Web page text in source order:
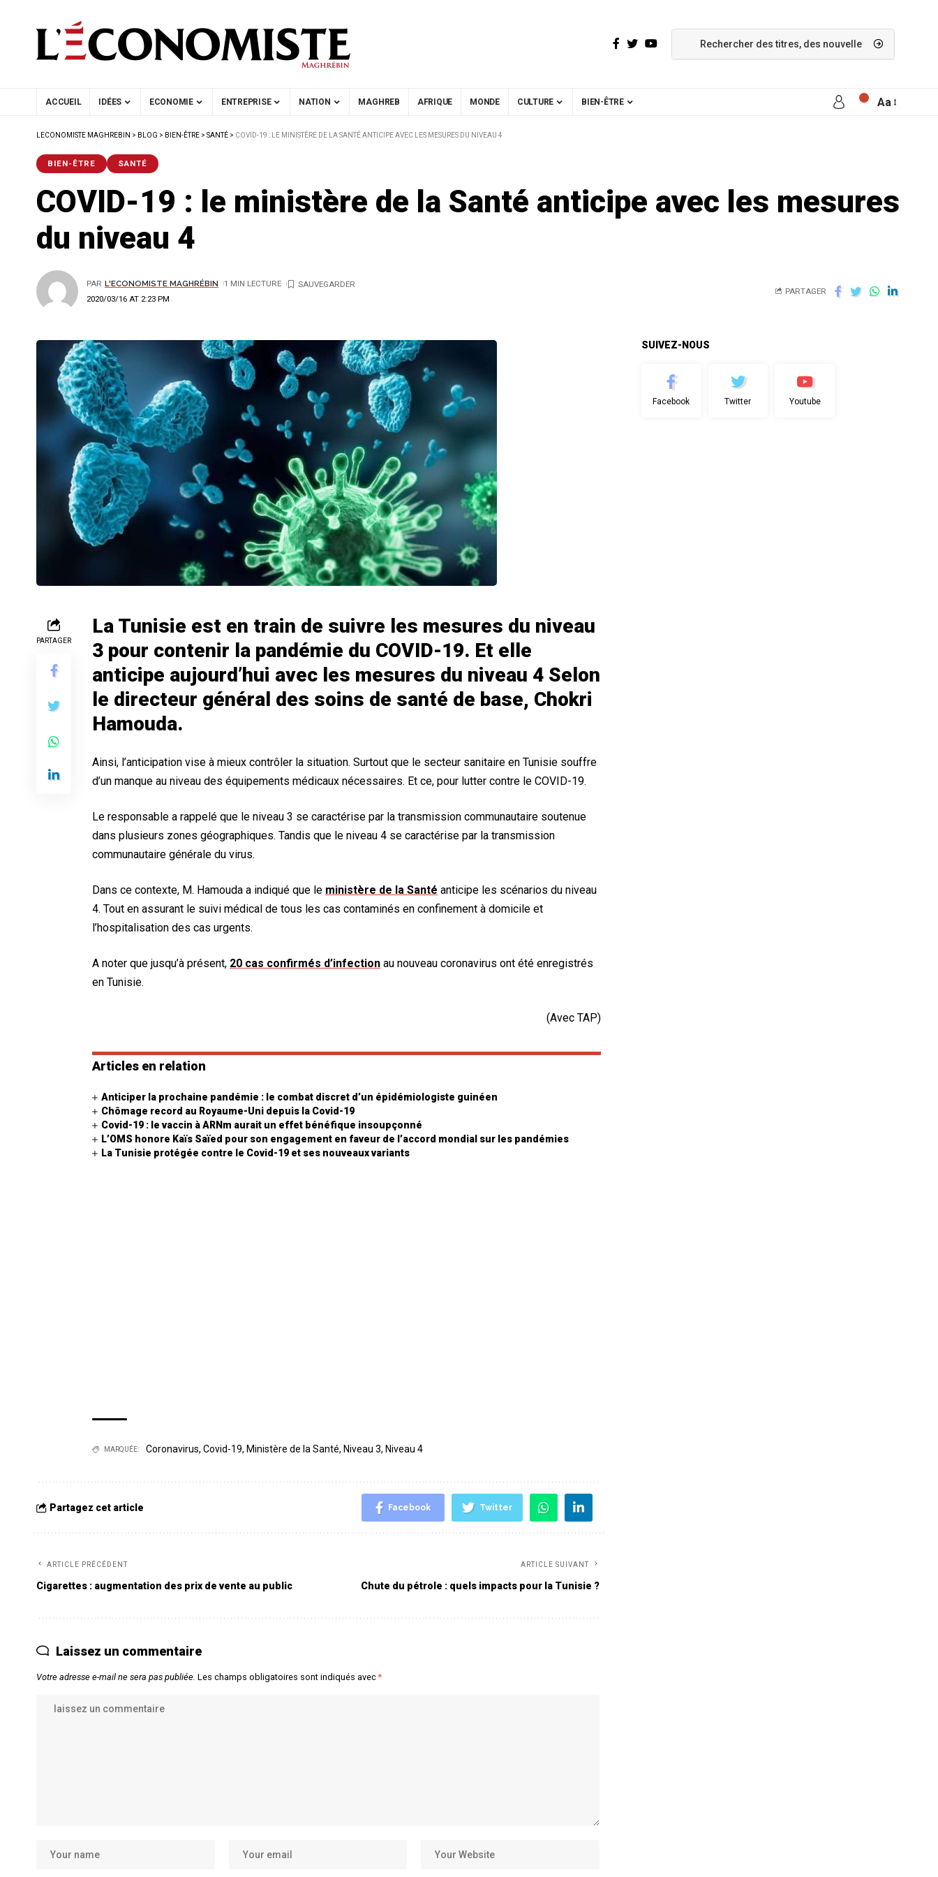
ACCUEIL IDÉES ECONOMIE ENTREPRISE NATION MAGHREB AFRIQUE MONDE CULTURE BIEN-ÊTRE Aa
LECONOMISTE MAGHREBIN > BLOG > BIEN-ÊTRE > SANTÉ > COVID-19 : LE MINISTÈRE DE LA SANTÉ ANTICIPE AVEC LES MESURES DU NIVEAU 4
BIEN-ÊTRE SANTÉ
COVID-19 : le ministère de la Santé anticipe avec les mesures
du niveau 4
2020/03/16 AT 2:23 PM
PAR L'ECONOMISTE MAGHRÉBIN 1 MIN LECTURE
PARTAGER
PARTAGER
La Tunisie est en train de suivre les mesures du niveau
3 pour contenir la pandémie du COVID-19. Et elle
anticipe aujourd’hui avec les mesures du niveau 4 Selon
le directeur général des soins de santé de base, Chokri
Hamouda.
Ainsi, l’anticipation vise à mieux contrôler la situation. Surtout que le secteur sanitaire en Tunisie souffre
d’un manque au niveau des équipements médicaux nécessaires. Et ce, pour lutter contre le COVID-19.
Le responsable a rappelé que le niveau 3 se caractérise par la transmission communautaire soutenue
dans plusieurs zones géographiques. Tandis que le niveau 4 se caractérise par la transmission
communautaire générale du virus.
Dans ce contexte, M. Hamouda a indiqué que le ministère de la Santé anticipe les scénarios du niveau
4. Tout en assurant le suivi médical de tous les cas contaminés en confinement à domicile et
l’hospitalisation des cas urgents.
A noter que jusqu’à présent, 20 cas confirmés d’infection au nouveau coronavirus ont été enregistrés
en Tunisie.
(Avec TAP)
Articles en relation
Anticiper la prochaine pandémie : le combat discret d’un épidémiologiste guinéen
Chômage record au Royaume-Uni depuis la Covid-19
Covid-19 : le vaccin à ARNm aurait un effet bénéfique insoupçonné
L’OMS honore Kaïs Saïed pour son engagement en faveur de l’accord mondial sur les pandémies
La Tunisie protégée contre le Covid-19 et ses nouveaux variants
MARQUÉE: Coronavirus, Covid-19, Ministère de la Santé, Niveau 3, Niveau 4
Partagez cet article Facebook Twitter
ARTICLE PRÉCÉDENT
Cigarettes : augmentation des prix de vente au public
ARTICLE SUIVANT
Chute du pétrole : quels impacts pour la Tunisie ?
Laissez un commentaire
Votre adresse e-mail ne sera pas publiée. Les champs obligatoires sont indiqués avec*
SUIVEZ-NOUS
Facebook Twitter Youtube